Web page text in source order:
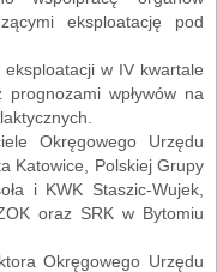
eksploatację pod
w IV kwartale
wpływów na
Okręgowego Urzędu
Katowice, Polskiej Grupy
i KWK Staszic-Wujek,
oraz SRK w Bytomiu
Okręgowego Urzędu